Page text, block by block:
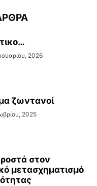
2026
ζωντανοί
2025
στον
μετασχηματισμό